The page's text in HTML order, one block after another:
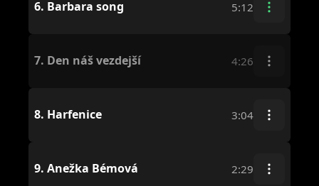
6. Barbara song 5:12
7. Den náš vezdejší 4:26
8. Harfenice 3:04
9. Anežka Bémová 2:29